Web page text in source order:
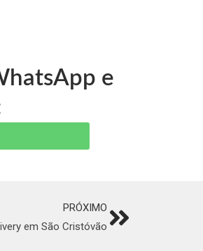
e
PRÓXIMO
em São Cristóvão Next